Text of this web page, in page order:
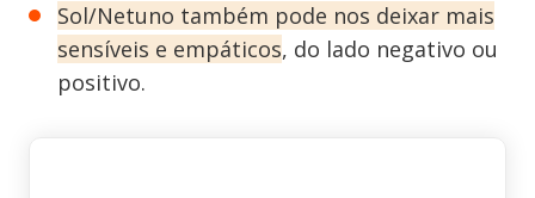
Sol/Netuno também pode nos deixar mais
sensíveis e empáticos, do lado negativo ou
positivo.